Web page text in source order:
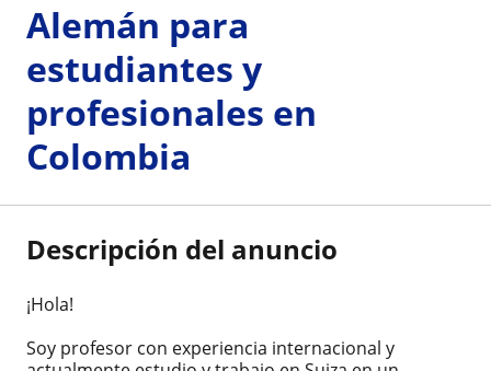
Alemán para
estudiantes y
profesionales en
Colombia
Descripción del anuncio
¡Hola!
Soy profesor con experiencia internacional y